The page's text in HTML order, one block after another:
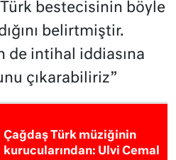
bestecisinin böyle
belirtmiştir.
de intihal iddiasına
çıkarabiliriz”
Çağdaş Türk müziğinin
kurucularından: Ulvi Cemal